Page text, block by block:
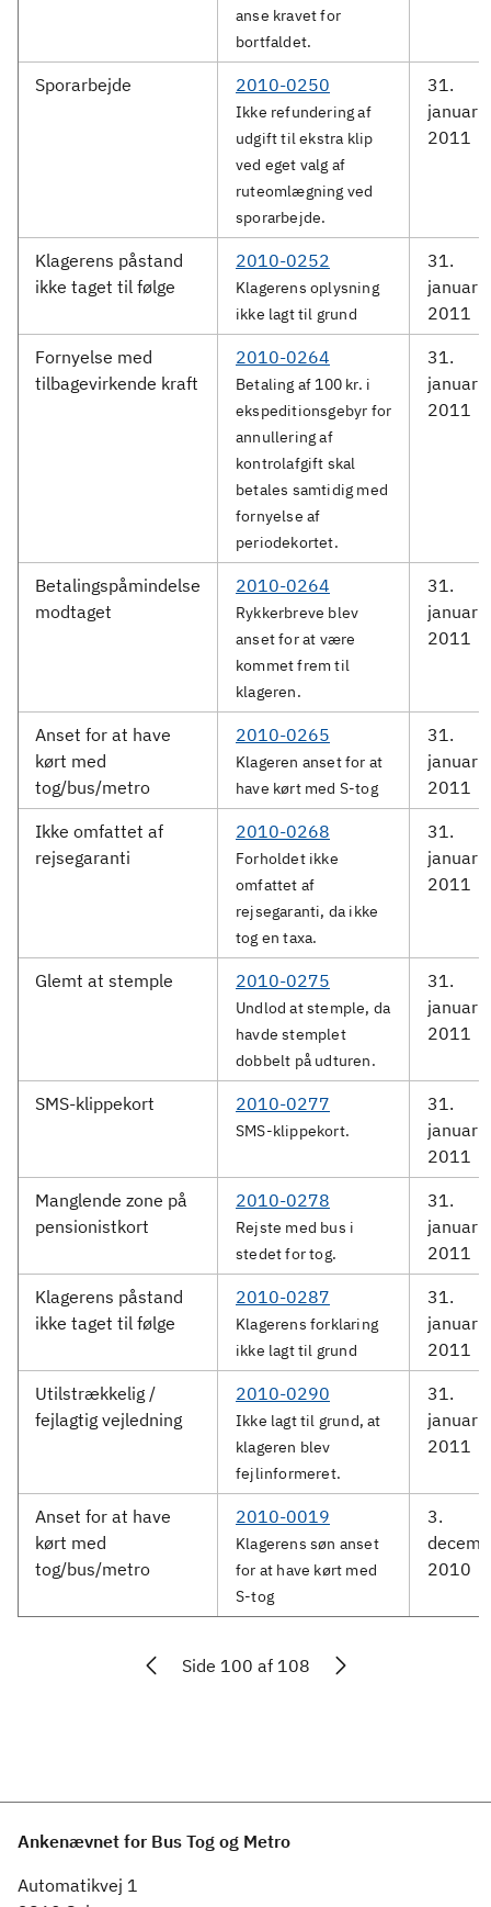
anse kravet for
bortfaldet.
Sporarbejde 2010-0250
Ikke refundering af
udgift til ekstra klip
ved eget valg af
ruteomlægning ved
sporarbejde.
31.
januar
2011
Klagerens påstand
ikke taget til følge
2010-0252
Klagerens oplysning
ikke lagt til grund
31.
januar
2011
Fornyelse med
tilbagevirkende kraft
2010-0264
Betaling af 100 kr. i
ekspeditionsgebyr for
annullering af
kontrolafgift skal
betales samtidig med
fornyelse af
periodekortet.
31.
januar
2011
Betalingspåmindelse
modtaget
2010-0264
Rykkerbreve blev
anset for at være
kommet frem til
klageren.
31.
januar
2011
Anset for at have
kørt med
tog/bus/metro
2010-0265
Klageren anset for at
have kørt med S-tog
31.
januar
2011
Ikke omfattet af
rejsegaranti
2010-0268
Forholdet ikke
omfattet af
rejsegaranti, da ikke
tog en taxa.
31.
januar
2011
Glemt at stemple 2010-0275
Undlod at stemple, da
havde stemplet
dobbelt på udturen.
31.
januar
2011
SMS-klippekort 2010-0277
SMS-klippekort.
31.
januar
2011
Manglende zone på
pensionistkort
2010-0278
Rejste med bus i
stedet for tog.
31.
januar
2011
Klagerens påstand
ikke taget til følge
2010-0287
Klagerens forklaring
ikke lagt til grund
31.
januar
2011
Utilstrækkelig /
fejlagtig vejledning
2010-0290
Ikke lagt til grund, at
klageren blev
fejlinformeret.
31.
januar
2011
Anset for at have
kørt med
tog/bus/metro
2010-0019
Klagerens søn anset
for at have kørt med
S-tog
3.
2010
Side 100 af 108
Ankenævnet for Bus Tog og Metro
Automatikvej 1